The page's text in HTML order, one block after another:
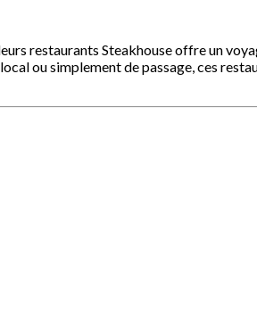
restaurants Steakhouse offre un
ou simplement de passage, ces